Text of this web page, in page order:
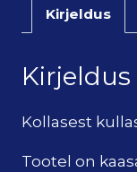
Kirjeldus
Kirjeldus
Kollasest
Tootel on